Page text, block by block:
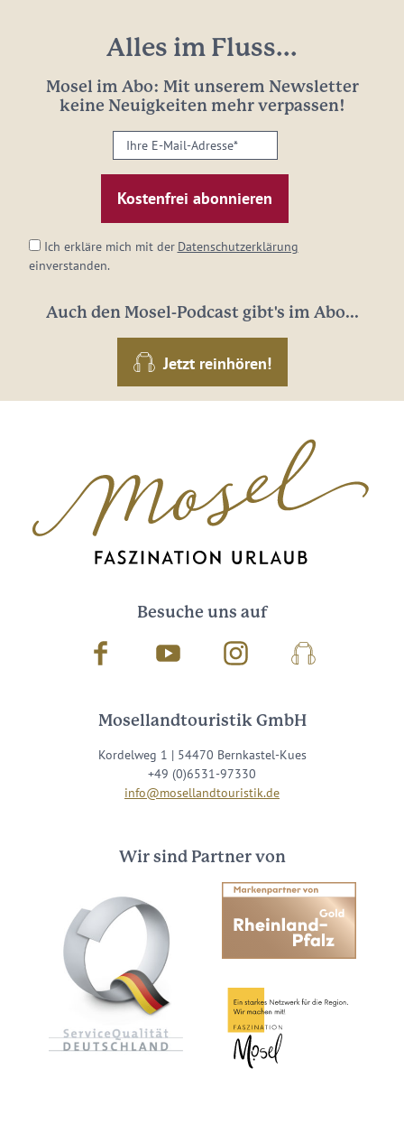
Alles im Fluss...
Mosel im Abo: Mit unserem Newsletter
keine Neuigkeiten mehr verpassen!
Ihre
E-
Mail-
Adresse:
Ich erkläre mich mit der Datenschutzerklärung
einverstanden.
Auch den Mosel-Podcast gibt's im Abo...
Jetzt reinhören!
Besuche uns auf
Facebook Youtube InstagramPodcast
Mosellandtouristik GmbH
Kordelweg 1 | 54470 Bernkastel-Kues
+49 (0)6531-97330
info@mosellandtouristik.de
Wir sind Partner von